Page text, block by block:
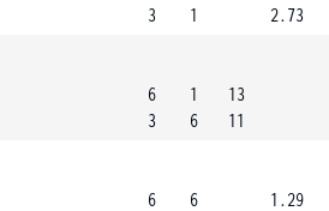
3
1
2.73
6
3
1
6
13
11
6
6
1.29